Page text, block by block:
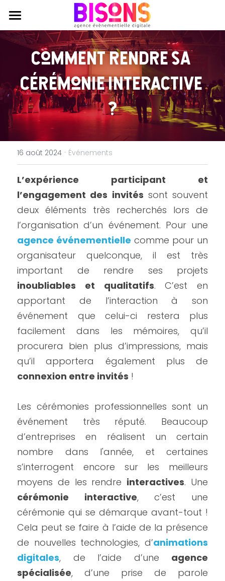
Agence
Qui sommes nous ?
Engagements RSE
Journal
Coworking
Expertises
Production évènementielle
Production audiovisuelle
Animations participatives
Réalisations
Contactez nous
Comment rendre sa
cérémonie interactive
?
16 août 2024 · Événements
L’expérience participant et
l’engagement des invités sont souvent
deux éléments très recherchés lors de
agence événementielle comme pour un
organisateur quelconque, il est très
inoubliables et qualitatifs. C’est en
apportant de l’interaction à son
événement que celui-ci restera plus
facilement dans les mémoires, qu’il
procurera bien plus d’impressions, mais
connexion entre invités !
Les cérémonies professionnelles sont un
événement très réputé. Beaucoup
d’entreprises en réalisent un certain
nombre dans l'année, et certaines
s’interrogent encore sur les meilleurs
moyens de les rendre interactives
cérémonie interactive, c’est une
cérémonie qui se démarque avant-tout !
Cela peut se faire à l’aide de la présence
de nouvelles technologies, d’animations
digitales, de l’aide d’une agence
spécialisée, d’une prise de parole